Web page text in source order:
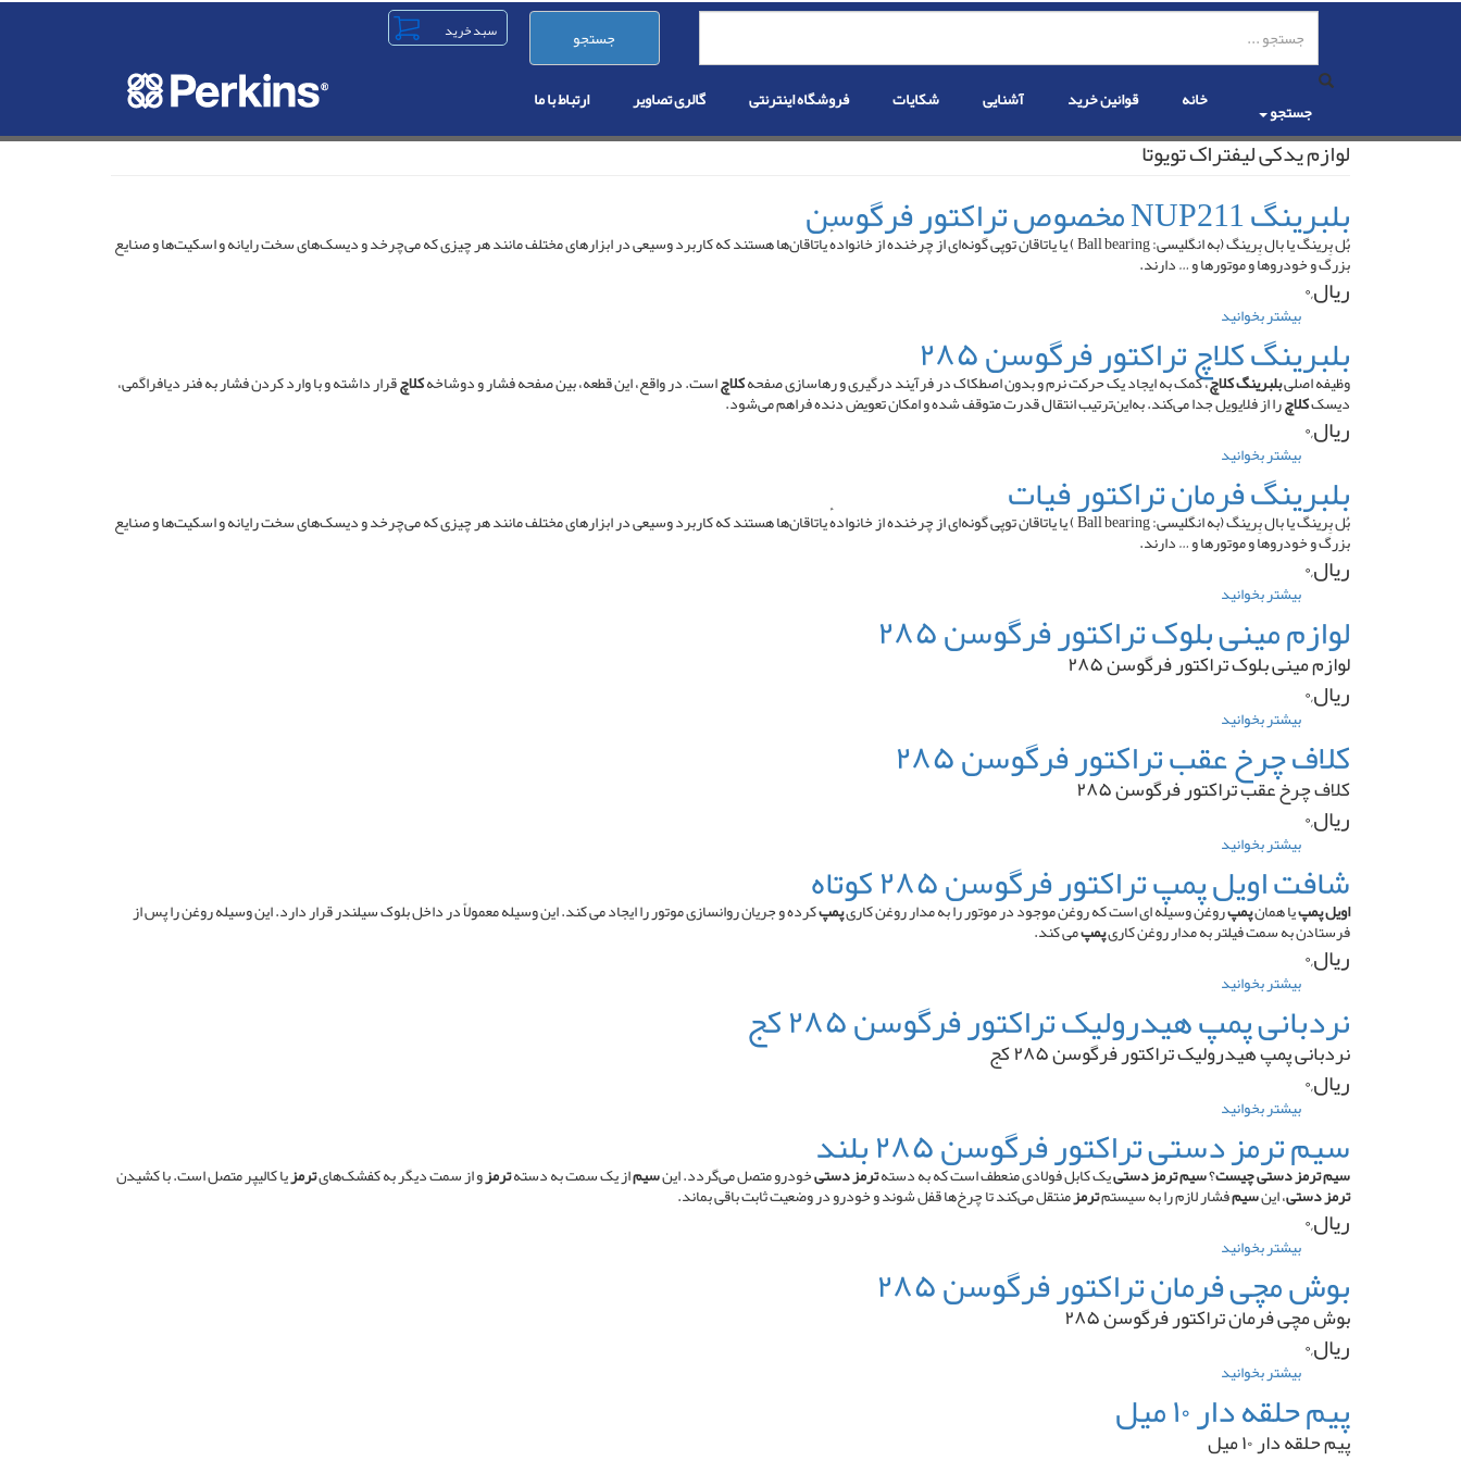
رفتن
جستجو
جستجو خانه قوانین خرید آشنایی شکایات فروشگاه اینترنتی گالری تصاویر ارتباط با ما
لوازم یدکی لیفتراک تویوتا
بلبرینگ NUP211 مخصوص تراکتور فرگوسن بُل بِرینگ یا بال بِرینگ (به انگلیسی: Ball bearing ) یا یاتاقان توپی گونه‌ای از چرخنده از خانوادهٔ یاتاقان‌ها هستند که کاربرد وسیعی در ابزارهای مختلف مانند هر چیزی که می‌چرخد و دیسک‌های سخت رایانه و اسکیت‌ها و صنایع
بزرگ و خودروها و موتورها و … دارند.
ریال,۰
بیشتر بخوانید
NUP211
مخصوص
تراکتور
فرگوسن
بلبرینگ کلاچ تراکتور فرگوسن ۲۸۵
وظیفه اصلیبلبرینگ کلاچ، کمک به ایجاد یک حرکت نرم و بدون اصطکاک در فرآیند درگیری و رهاسازی صفحهکلاچاست. در واقع، این قطعه، بین صفحه فشار و دوشاخهکلاچقرار داشته و با وارد کردن فشار به فنر دیافراگمی،
دیسککلاچرا از فلایویل جدا می‌کند. به‌این‌ترتیب انتقال قدرت متوقف شده و امکان تعویض دنده فراهم می‌شود.
ریال,۰
بیشتر بخوانید
کلاچ
تراکتور
فرگوسن
۲۸۵
بلبرینگ فرمان تراکتور فیاتبُل بِرینگ یا بال بِرینگ (به انگلیسی: Ball bearing ) یا یاتاقان توپی گونه‌ای از چرخنده از خانوادهٔ یاتاقان‌ها هستند که کاربرد وسیعی در ابزارهای مختلف مانند هر چیزی که می‌چرخد و دیسک‌های سخت رایانه و اسکیت‌ها و صنایع
بزرگ و خودروها و موتورها و … دارند.
ریال,۰
بیشتر بخوانید
بلبرینگ
فرمان
تراکتور
فیات
لوازم مینی بلوک تراکتور فرگوسن ۲۸۵
لوازم مینی بلوک تراکتور فرگوسن ۲۸۵
ریال,۰
بیشتر بخوانید
مینی
بلوک
تراکتور
کلاف چرخ عقب تراکتور فرگوسن ۲۸۵
کلاف چرخ عقب تراکتور فرگوسن ۲۸۵
ریال,۰
بیشتر بخوانید
چرخ
عقب
تراکتور
فرگوسن
شافت اویل پمپ تراکتور فرگوسن ۲۸۵ کوتاه
اویل پمپیا همانپمپروغن وسیله ای است که روغن موجود در موتور را به مدار روغن کاریپمپکرده و جریان روانسازی موتور را ایجاد می کند. این وسیله معمولاً در داخل بلوک سیلندر قرار دارد. این وسیله روغن را پس از
فرستادن به سمت فیلتر به مدار روغن کاریپمپمی کند.
ریال,۰
بیشتر بخوانید
اویل
پمپ
تراکتور
نردبانی پمپ هیدرولیک تراکتور فرگوسن ۲۸۵ کج
نردبانی پمپ هیدرولیک تراکتور فرگوسن ۲۸۵ کج
ریال,۰
بیشتر بخوانید
پمپ
هیدرولیک
تراکتور
فرگوسن
سیم ترمز دستی تراکتور فرگوسن ۲۸۵ بلند
سیم ترمز دستی چیست؟سیم ترمز دستییک کابل فولادی منعطف است که به دستهترمز دستیخودرو متصل می‌گردد. اینسیماز یک سمت به دستهترمزو از سمت دیگر به کفشک‌هایترمزیا کالیپر متصل است. با کشیدن
ترمز دستی، اینسیمفشار لازم را به سیستمترمزمنتقل می‌کند تا چرخ‌ها قفل شوند و خودرو در وضعیت ثابت باقی بماند.
ریال,۰
بیشتر بخوانید
سیم
ترمز
دستی
تراکتور
بوش مچی فرمان تراکتور فرگوسن ۲۸۵
بوش مچی فرمان تراکتور فرگوسن ۲۸۵
ریال,۰
بیشتر بخوانید
مچی
فرمان
تراکتور
پیم حلقه دار ۱۰ میل
پیم حلقه دار ۱۰ میل